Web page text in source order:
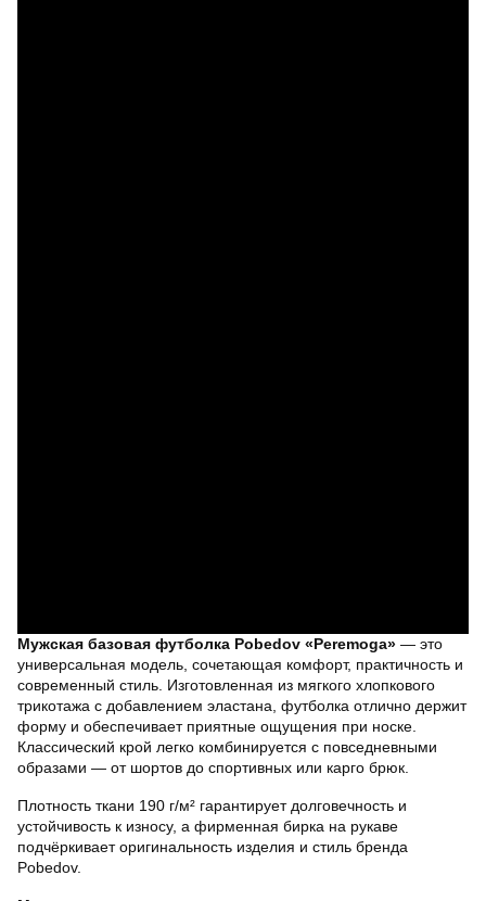
Мужская базовая футболка Pobedov «Peremoga» — это
универсальная модель, сочетающая комфорт, практичность и
современный стиль. Изготовленная из мягкого хлопкового
трикотажа с добавлением эластана, футболка отлично держит
форму и обеспечивает приятные ощущения при носке.
Классический крой легко комбинируется с повседневными
образами — от шортов до спортивных или карго брюк.
Плотность ткани 190 г/м² гарантирует долговечность и
устойчивость к износу, а фирменная бирка на рукаве
подчёркивает оригинальность изделия и стиль бренда
Pobedov.